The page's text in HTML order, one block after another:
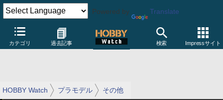
Powered by Translate
カテゴリ 過去記事 検索 Impressサイト
HOBBY Watch プラモデル その他